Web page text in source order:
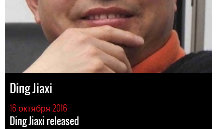
Ding Jiaxi
16 октября 2016
Ding Jiaxi released